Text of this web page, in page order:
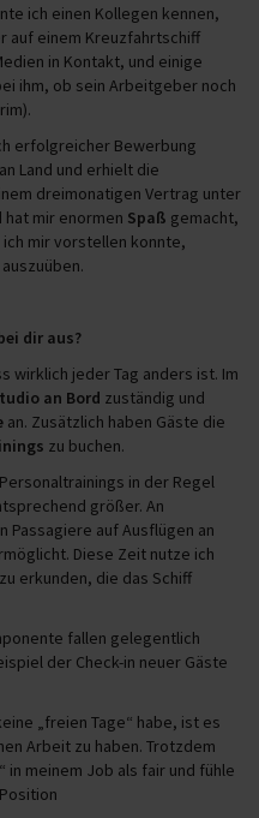
ich einen Kollegen kennen,
auf einem Kreuzfahrtschiff
in Kontakt, und einige
ihm, ob sein Arbeitgeber noch
erfolgreicher Bewerbung
Land und erhielt die
dreimonatigen Vertrag unter
hat mir enormen Spaß gemacht,
mir vorstellen konnte,
dir aus?
wirklich jeder Tag anders ist. Im
an Bord zuständig und
an. Zusätzlich haben Gäste die
zu buchen.
in der Regel
größer. An
Passagiere auf Ausflügen an
Diese Zeit nutze ich
erkunden, die das Schiff
fallen gelegentlich
der Check-in neuer Gäste
„freien Tage“ habe, ist es
Arbeit zu haben. Trotzdem
in meinem Job als fair und fühle